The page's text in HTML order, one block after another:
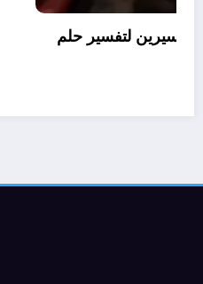
تعرف علي – ما هو تأويل